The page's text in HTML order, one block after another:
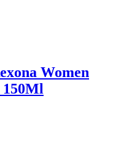
Women
150Ml